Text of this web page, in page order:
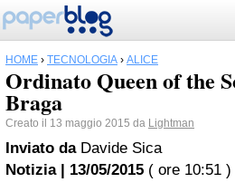
HOME › TECNOLOGIA › ALICE
Ordinato Queen of the
Braga
Creato il 13 maggio 2015 da Lightman
Inviato da Davide Sica
Notizia | 13/05/2015 ( ore 10:51 )